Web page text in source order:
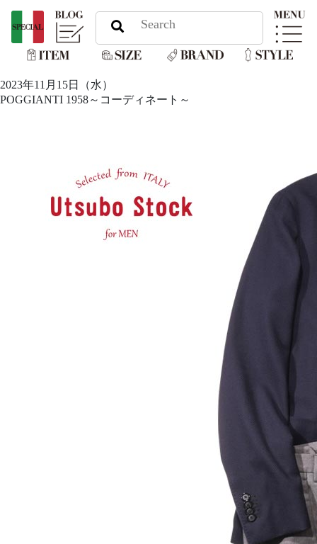
2023年11月15日（水）
POGGIANTI 1958～コーディネート～